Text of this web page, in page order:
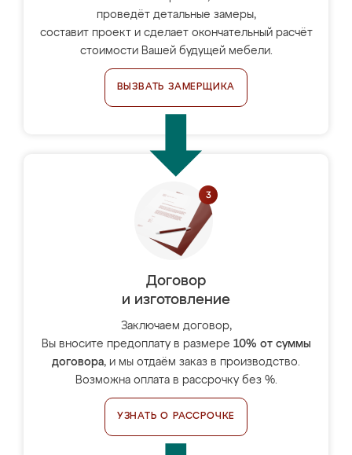
проведёт детальные замеры,
составит проект и сделает окончательный расчёт
стоимости Вашей будущей мебели.
ВЫЗВАТЬ ЗАМЕРЩИКА
Договор
и изготовление
Заключаем договор,
Вы вносите предоплату в размере 10% от суммы
договора, и мы отдаём заказ в производство.
Возможна оплата в рассрочку без %.
УЗНАТЬ О РАССРОЧКЕ